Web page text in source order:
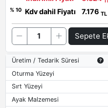
% 10
Kdv dahil Fiyatı 7.176 TL
Sepete
Üretim / Tedarik Süresi
Oturma Yüzeyi
Sırt Yüzeyi
Ayak Malzemesi